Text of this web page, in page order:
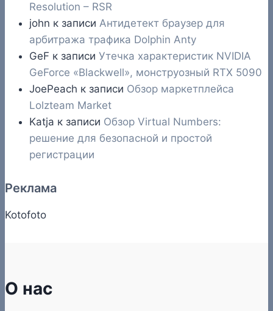
Resolution – RSR
john к записи Антидетект браузер для
арбитража трафика Dolphin Anty
GeF к записи Утечка характеристик NVIDIA
GeForce «Blackwell», монструозный RTX 5090
JoePeach к записи Обзор маркетплейса
Lolzteam Market
Katja к записи Обзор Virtual Numbers:
решение для безопасной и простой
регистрации
Реклама
Kotofoto
О нас